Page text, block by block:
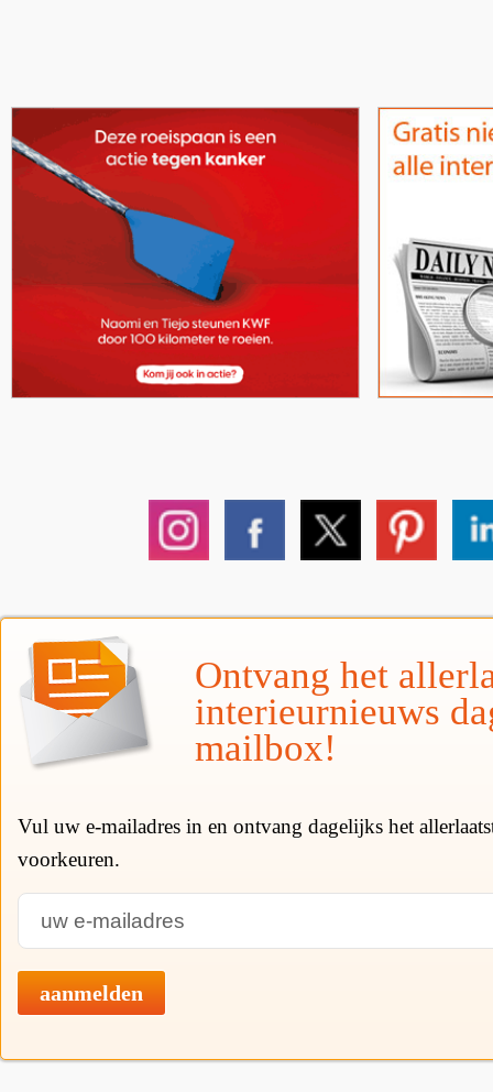
Ontvang het
interieurnieuws
mailbox!
Vul uw e-mailadres in en ontvang dagelijks het
voorkeuren.
aanmelden